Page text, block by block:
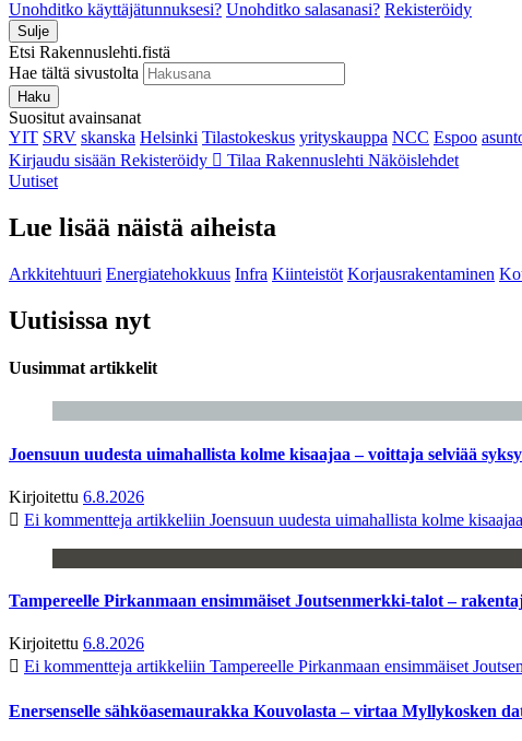
Unohditko käyttäjätunnuksesi? Unohditko salasanasi? Rekisteröidy
Sulje
Etsi Rakennuslehti.fistä
Hae tältä sivustolta
Haku
Suositut avainsanat
YIT SRV skanska Helsinki Tilastokeskus yrityskauppa NCC Espoo
Kirjaudu sisään Rekisteröidy Tilaa Rakennuslehti Näköislehdet
Uutiset
Lue lisää näistä aiheista
Arkkitehtuuri Energiatehokkuus Infra Kiinteistöt Korjausrakentaminen
Uutisissa nyt
Uusimmat artikkelit
Joensuun uudesta uimahallista kolme kisaajaa – voittaja selviää
Kirjoitettu 6.8.2026
Ei kommentteja artikkeliin Joensuun uudesta uimahallista kolme
Tampereelle Pirkanmaan ensimmäiset Joutsenmerkki-talot –
Kirjoitettu 6.8.2026
Ei kommentteja artikkeliin Tampereelle Pirkanmaan ensimmäiset
Enersenselle sähköasemaurakka Kouvolasta – virtaa Myllykosken